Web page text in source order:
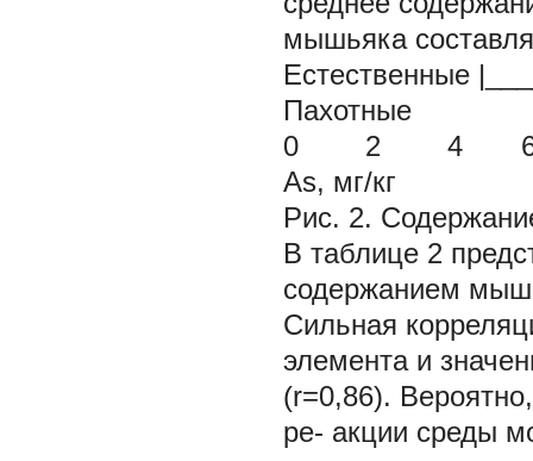
мышьяка
Естественные
0 2 4 6
As, мг/кг
Рис. 2.
В таблице 2
содержанием
Сильная
элемента и
(r=0,86).
ре- акции среды